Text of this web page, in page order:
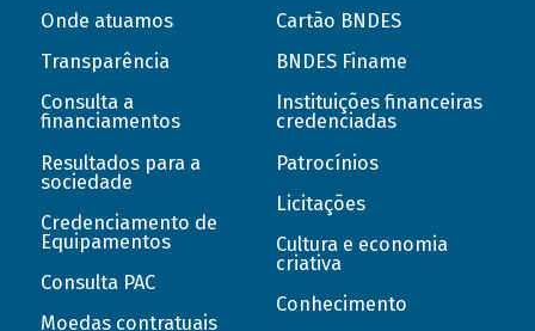
Onde atuamos
Transparência
Consulta a
financiamentos
Resultados para a
sociedade
Credenciamento de
Equipamentos
Consulta PAC
Moedas contratuais
Cartão BNDES
BNDES Finame
Instituições financeiras
credenciadas
Patrocínios
Licitações
Cultura e economia
criativa
Conhecimento